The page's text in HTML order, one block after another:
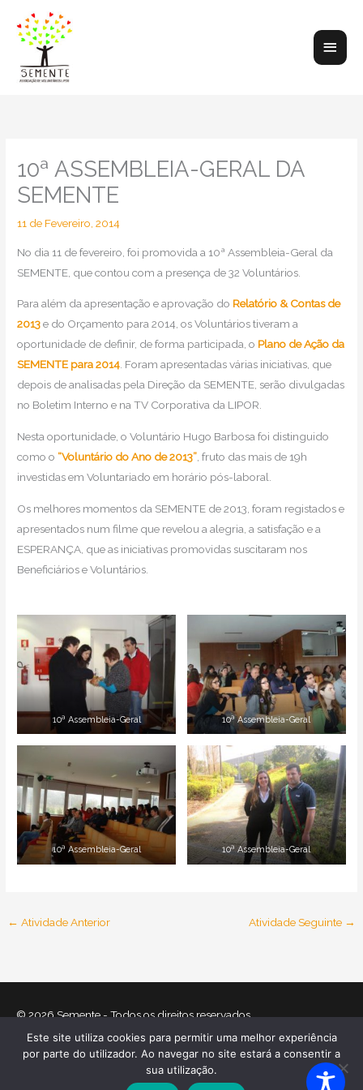
content
Main
10ª ASSEMBLEIA-GERAL DA
SEMENTE
11 de Fevereiro, 2014
No dia 11 de fevereiro, foi promovida a 10ª Assembleia-Geral da
SEMENTE, que contou com a presença de 32 Voluntários.
Para além da apresentação e aprovação do Relatório & Contas de
2013e do Orçamento para 2014, os Voluntários tiveram a
oportunidade de definir, de forma participada, o Plano de Ação da
SEMENTE para 2014 . Foram apresentadas várias iniciativas, que
depois de analisadas pela Direção da SEMENTE, serão divulgadas
no Boletim Interno e na TV Corporativa da LIPOR.
Nesta oportunidade, o Voluntário Hugo Barbosa foi distinguido
como o “Voluntário do Ano de 2013” , fruto das mais de 19h
investidas em Voluntariado em horário pós-laboral.
Os melhores momentos da SEMENTE de 2013, foram registados e
apresentados num filme que revelou a alegria, a satisfação e a
ESPERANÇA, que as iniciativas promovidas suscitaram nos
Beneficiários e Voluntários.
10ª Assembleia-Geral 10ª Assembleia-Geral
10ª Assembleia-Geral 10ª Assembleia-Geral
← Atividade Anterior Atividade Seguinte →
© 2026Semente- Todos os direitos reservados
Home O que nos move Equipa Atividades
Relatórios
Contactos
Política de Cookies
Política de Privacidade
Este site utiliza cookies para permitir uma melhor experiência
por parte do utilizador. Ao navegar no site estará a consentir a
sua utilização.